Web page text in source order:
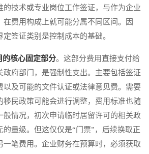
的技术或专业岗位工作签证，与作为企业
在费用构成上就可能分属不同区间。因
签证类别是控制成本的基础。
的核心固定部分。这部分费用直接支付给
政府部门，是强制性支出。主要包括签证
以及可能的文件认证或法律意见费。需要
移民政策可能会进行调整，费用标准也随
般情况，初次申请临时居留许可的相关政
的量级。但这仅仅是“门票”，后续换取正
一笔费用。企业财务在预算时，必须获取